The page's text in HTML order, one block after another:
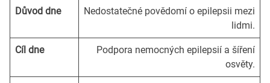
Důvod dne
Nedostatečné povědomí o epilepsii mezi
lidmi.
Cíl dne
Podpora nemocných epilepsií a šíření
osvěty.